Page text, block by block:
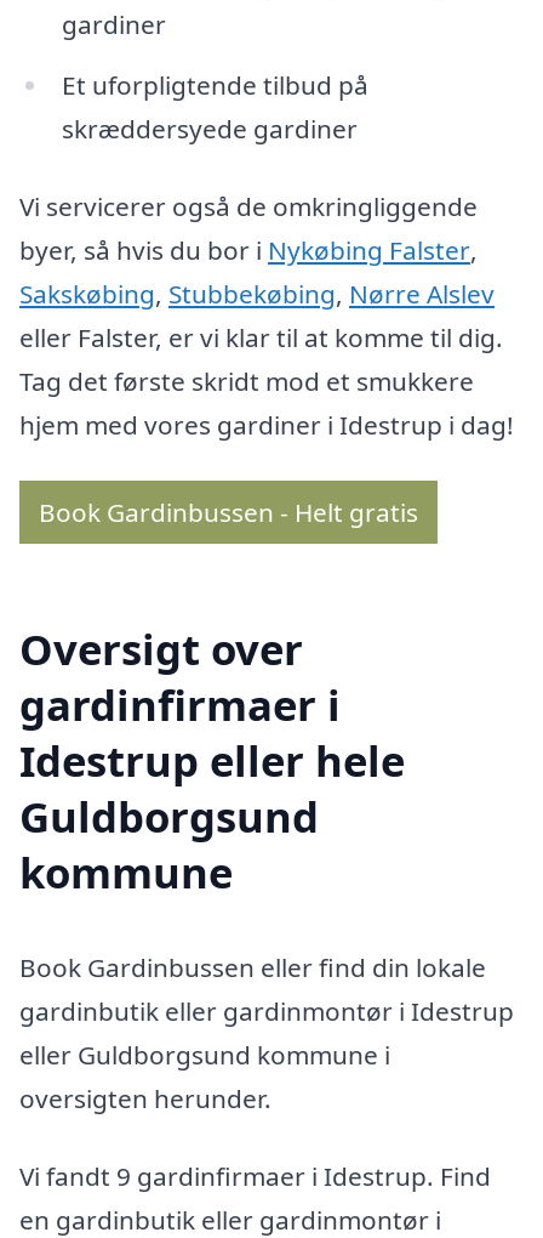
gardiner
Et uforpligtende tilbud på
skræddersyede gardiner
Vi servicerer også de omkringliggende
byer, så hvis du bor i Nykøbing Falster,
Sakskøbing, Stubbekøbing, Nørre Alslev
eller Falster, er vi klar til at komme til dig.
Tag det første skridt mod et smukkere
hjem med vores gardiner i Idestrup i dag!
Book Gardinbussen - Helt gratis
Oversigt over
gardinfirmaer i
Idestrup eller hele
Guldborgsund
kommune
Book Gardinbussen eller find din lokale
gardinbutik eller gardinmontør i Idestrup
eller Guldborgsund kommune i
oversigten herunder.
Vi fandt 9 gardinfirmaer i Idestrup. Find
en gardinbutik eller gardinmontør i